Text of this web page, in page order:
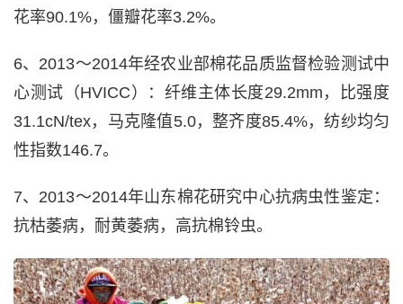
花率90.1%，僵瓣花率3.2%。
6、2013～2014年经农业部棉花品质监督检验测试中
心测试（HVICC）：纤维主体长度29.2mm，比强度
31.1cN/tex，马克隆值5.0，整齐度85.4%，纺纱均匀
性指数146.7。
7、2013～2014年山东棉花研究中心抗病虫性鉴定：
抗枯萎病，耐黄萎病，高抗棉铃虫。